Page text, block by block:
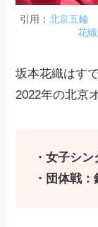
引用： 北京五輪
花
坂本花織はす
2022年の北京
・女子シ
・団体戦